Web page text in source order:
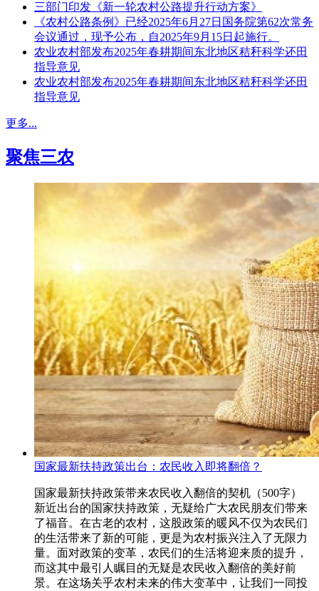
三部门印发《新一轮农村公路提升行动方案》
《农村公路条例》已经2025年6月27日国务院第62次常务
会议通过，现予公布，自2025年9月15日起施行。
农业农村部发布2025年春耕期间东北地区秸秆科学还田
指导意见
农业农村部发布2025年春耕期间东北地区秸秆科学还田
指导意见
更多...
聚焦三农
国家最新扶持政策出台：农民收入即将翻倍？
国家最新扶持政策带来农民收入翻倍的契机（500字）
新近出台的国家扶持政策，无疑给广大农民朋友们带来
了福音。在古老的农村，这股政策的暖风不仅为农民们
的生活带来了新的可能，更是为农村振兴注入了无限力
量。面对政策的变革，农民们的生活将迎来质的提升，
而这其中最引人瞩目的无疑是农民收入翻倍的美好前
景。在这场关乎农村未来的伟大变革中，让我们一同投